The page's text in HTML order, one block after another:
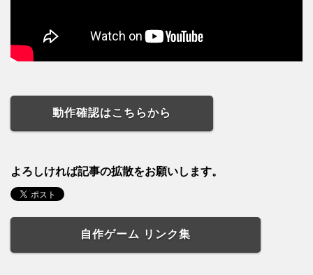
動作確認はこちらから
よろしければ記事の拡散をお願いします。
自作ゲーム リンク集